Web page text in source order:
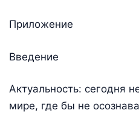
Приложение
Введение
Актуальность: сегодня
мире, где бы не